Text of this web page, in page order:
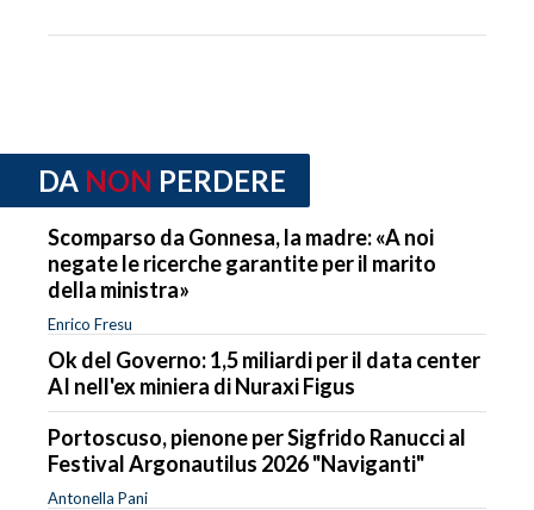
DA NON PERDERE
Scomparso da Gonnesa, la madre: «A noi
negate le ricerche garantite per il marito
della ministra»
Enrico Fresu
Ok del Governo: 1,5 miliardi per il data center
AI nell'ex miniera di Nuraxi Figus
Portoscuso, pienone per Sigfrido Ranucci al
Festival Argonautilus 2026 "Naviganti"
Antonella Pani